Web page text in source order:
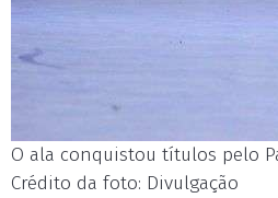
O ala conquistou títulos pelo
Crédito da foto: Divulgação